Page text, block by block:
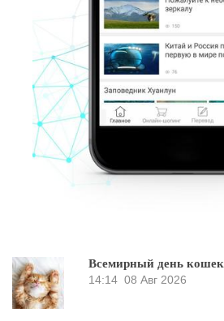
Всемирный день кошек
14:14 08 Авг 2026